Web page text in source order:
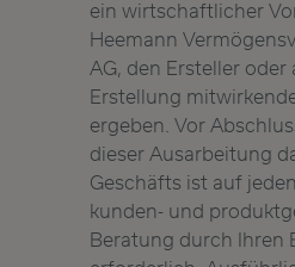
ein wirtschaftlicher
Heemann
AG, den Ersteller oder
Erstellung
ergeben. Vor
dieser Ausarbeitung
Geschäfts ist auf
kunden- und
Beratung durch Ihren